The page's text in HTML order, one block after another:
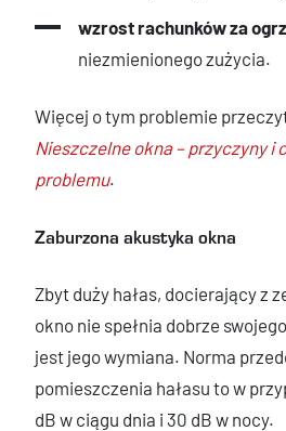
wzrost rachunków za
niezmienionego zużycia.
Więcej o tym problemie
Nieszczelne okna – przyczyny i
problemu.
Zaburzona akustyka okna
Zbyt duży hałas, docierający z
okno nie spełnia dobrze
jest jego wymiana. Norma
pomieszczenia hałasu to w
dB w ciągu dnia i 30 dB w nocy.